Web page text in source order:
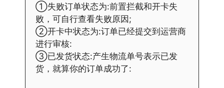
①失败订单状态为:前置拦截和开卡失
败，可自行查看失败原因;
②开卡中状态为:订单已经提交到运营商
进行审核:
③已发货状态:产生物流单号表示已发
货，就算你的订单成功了: